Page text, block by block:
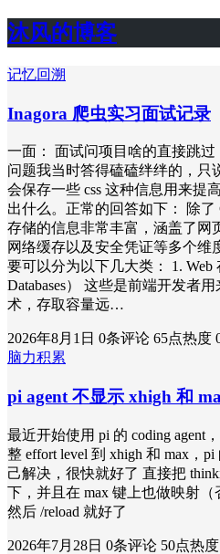
沐风的博客
记忆回溯
Inagora 爬虫实习面试记录
一面： 面试问项目啥的直接跳
问题我当时答得磕磕绊绊的，只
会保存一些 css 这种信息用来提
出什么。正常的回答如下： 除
存储的信息非常丰富，涵盖了网
网络缓存以及安全凭证等多个维
要可以分为以下几大类： 1. Web
Databases） 这些是前端开发者
术，存取容量远…
2026年8月1日 0条评论 65点热度
脑力积累
pi agent 不显示 xhigh 和
最近开始使用 pi 的 coding agent
整 effort level 到 xhigh 和 max，
己解决，很快就好了 直接把
下，并且在 max 键上也做映射（
然后 /reload 就好了
2026年7月28日 0条评论 50点热度